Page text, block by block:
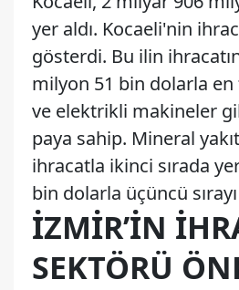
yer aldı. Kocaeli'nin
gösterdi. Bu ilin
milyon 51 bin dolarla en
ve elektrikli makineler
paya sahip. Mineral
ihracatla ikinci sırada
bin dolarla üçüncü sırayı
İZMIR’IN
SEKTÖRÜ